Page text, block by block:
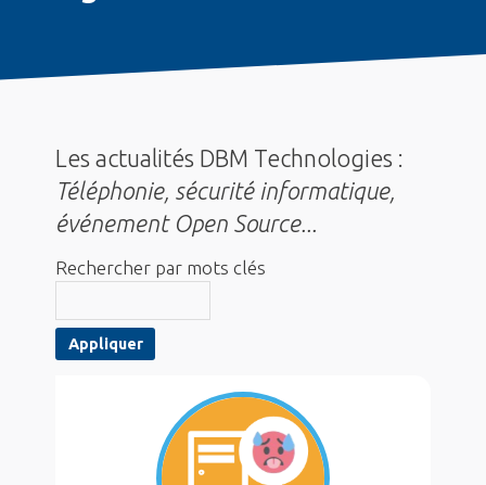
Les actualités DBM Technologies :
Téléphonie, sécurité informatique,
événement Open Source...
Rechercher par mots clés